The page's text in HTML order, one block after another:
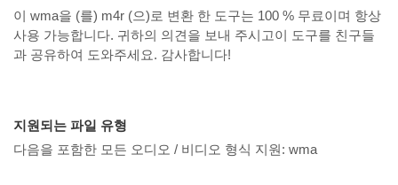
이 wma을 (를) m4r (으)로 변환 한 도구는 100 % 무료이며 항상
사용 가능합니다. 귀하의 의견을 보내 주시고이 도구를 친구들
과 공유하여 도와주세요. 감사합니다!
지원되는 파일 유형
다음을 포함한 모든 오디오 / 비디오 형식 지원: wma